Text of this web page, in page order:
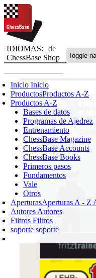
IDIOMAS:
de
ChessBase Shop
Toggle
Inicio Inicio
ProductosProductos A-Z
Productos A-Z
Bases de datos
Programas de Ajedrez
Entrenamiento
ChessBase Magazine
ChessBase Accounts
ChessBase Books
Primeros pasos
Fundamentos
Vale
Otros
AperturasAperturas A - Z
Autores Autores
Filtros Filtros
soporte soporte